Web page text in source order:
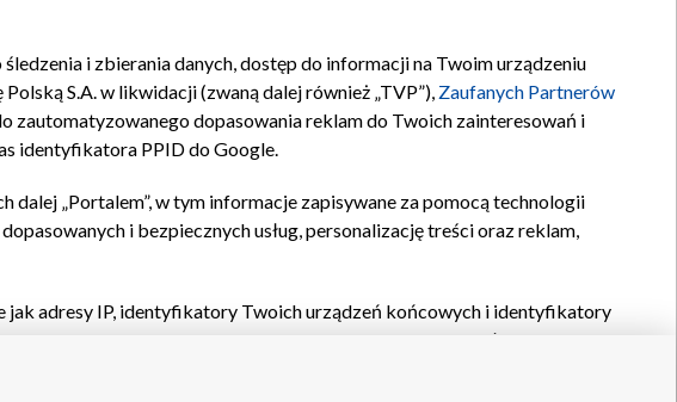
Biuro reklamy Kontakt
i zbierania danych, dostęp do informacji na Twoim urządzeniu
S.A. w likwidacji (zwaną dalej również „TVP”), Zaufanych Partnerów
zautomatyzowanego dopasowania reklam do Twoich zainteresowań i
identyfikatora PPID do Google.
dalej „Portalem”, w tym informacje zapisywane za pomocą technologii
i bezpiecznych usług, personalizację treści oraz reklam,
jak adresy IP, identyfikatory Twoich urządzeń końcowych i identyfikatory
oraz pozostałych
do nich, wyboru podstawowych reklam, wyboru spersonalizowanych
treści, pomiaru wydajności reklam, pomiaru wydajności